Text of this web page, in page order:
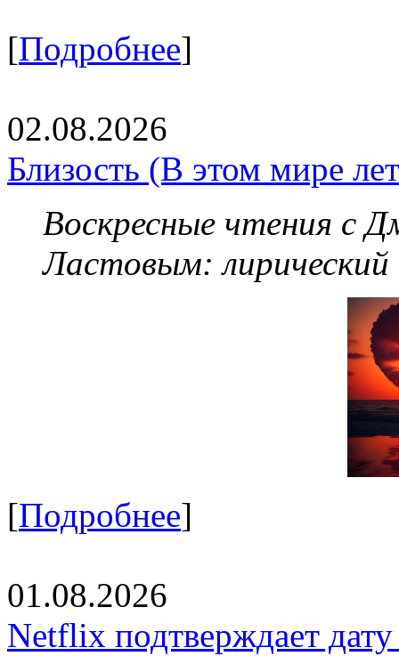
[Подробнее]
02.08.2026
Близость (В этом мире
Воскресные чтения с
Ластовым:
[Подробнее]
01.08.2026
Netflix подтверждает